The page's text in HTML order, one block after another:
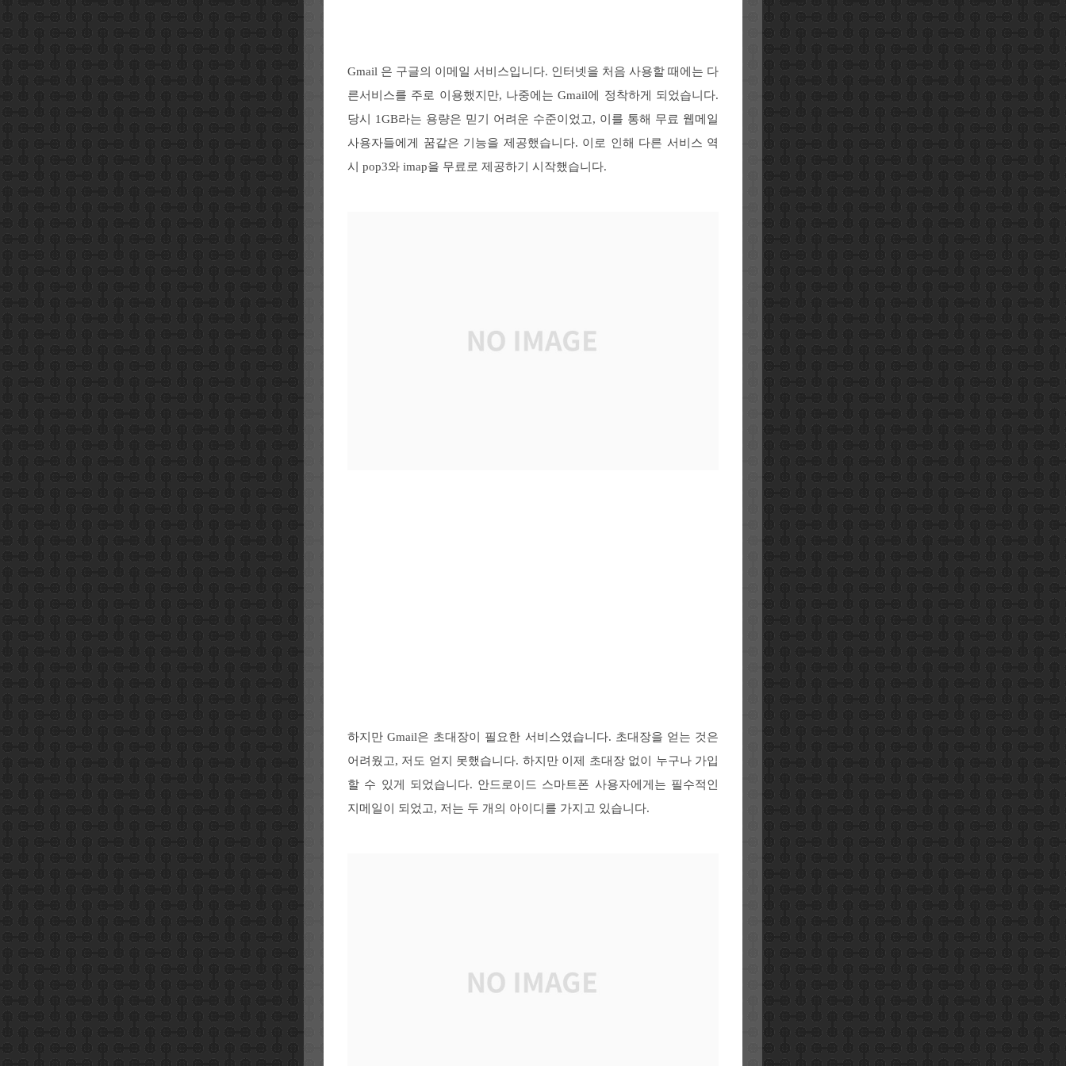
Gmail 은 구글의 이메일 서비스입니다. 인터넷을 처음 사용할 때에는 다
른서비스를 주로 이용했지만, 나중에는 Gmail에 정착하게 되었습니다.
당시 1GB라는 용량은 믿기 어려운 수준이었고, 이를 통해 무료 웹메일
사용자들에게 꿈같은 기능을 제공했습니다. 이로 인해 다른 서비스 역
시 pop3와 imap을 무료로 제공하기 시작했습니다.
하지만 Gmail은 초대장이 필요한 서비스였습니다. 초대장을 얻는 것은
어려웠고, 저도 얻지 못했습니다. 하지만 이제 초대장 없이 누구나 가입
할 수 있게 되었습니다. 안드로이드 스마트폰 사용자에게는 필수적인
지메일이 되었고, 저는 두 개의 아이디를 가지고 있습니다.